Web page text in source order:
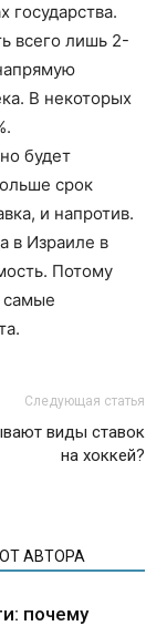
государства.
всего лишь 2-
В некоторых
будет
срок
и напротив.
в Израиле в
Потому
самые
Следующая статья
виды ставок
на хоккей?
АВТОРА
почему